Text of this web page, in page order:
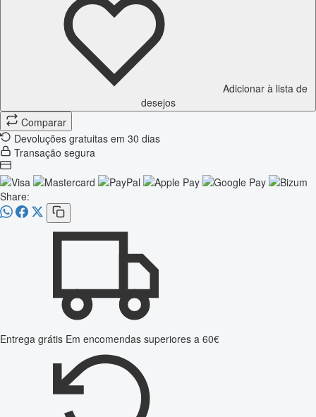
Adicionar à lista de
desejos
Comparar
Devoluções gratuitas em 30 dias
Transação segura
Share:
Entrega grátis Em encomendas superiores a 60€